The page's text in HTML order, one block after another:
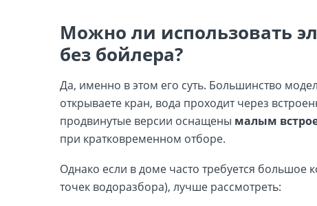
Можно ли использовать
без бойлера?
Да, именно в этом его суть. Большинство
открываете кран, вода проходит через
продвинутые версии оснащены малым
при кратковременном отборе.
Однако если в доме часто требуется большое
точек водоразбора), лучше рассмотреть: